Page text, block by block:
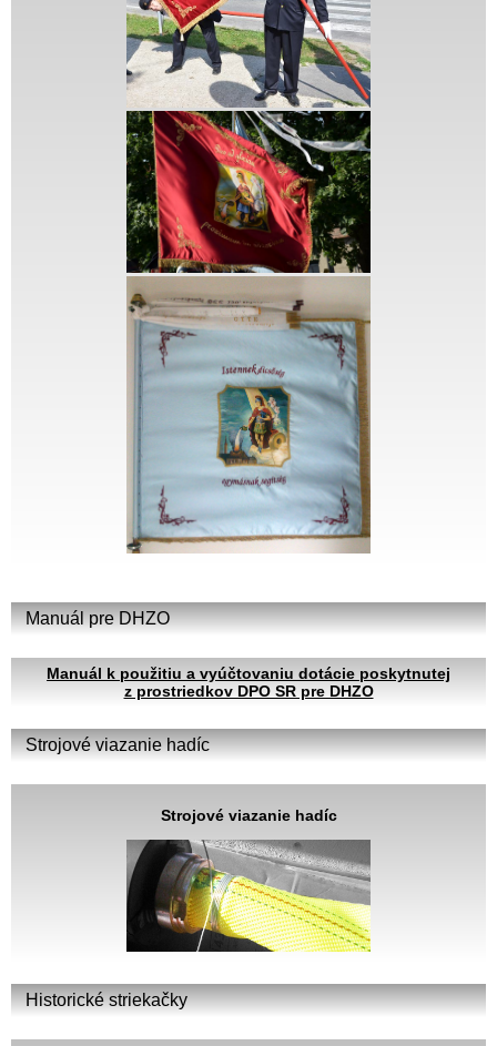
Manuál pre DHZO
Manuál k použitiu a vyúčtovaniu dotácie poskytnutej
z prostriedkov DPO SR pre DHZO
Strojové viazanie hadíc
Strojové viazanie hadíc
Historické striekačky